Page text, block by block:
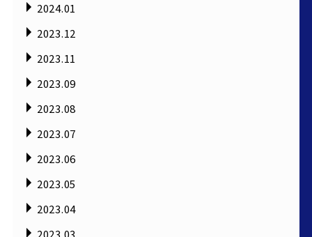
2024.01
2023.12
2023.11
2023.09
2023.08
2023.07
2023.06
2023.05
2023.04
2023.03